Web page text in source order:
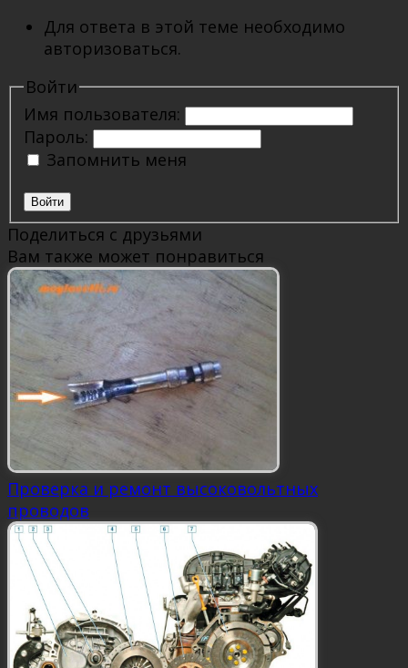
Для ответа в этой теме необходимо
авторизоваться.
Войти
Имя пользователя:
Пароль:
Запомнить меня
Войти
Поделиться с друзьями
Вам также может понравиться
Проверка и ремонт высоковольтных
проводов